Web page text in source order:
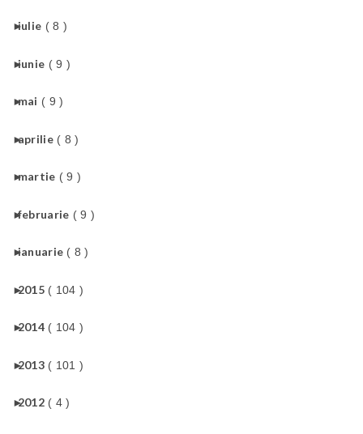
►
iulie ( 8 )
►
iunie ( 9 )
►
mai ( 9 )
►
aprilie ( 8 )
►
martie ( 9 )
►
februarie ( 9 )
►
ianuarie ( 8 )
►
2015 ( 104 )
►
2014 ( 104 )
►
2013 ( 101 )
►
2012 ( 4 )